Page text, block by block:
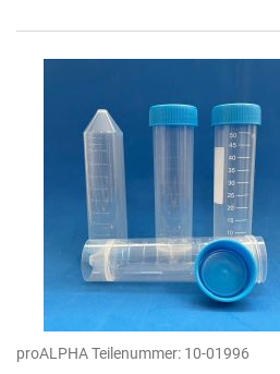
proALPHA Teilenummer: 10-01996